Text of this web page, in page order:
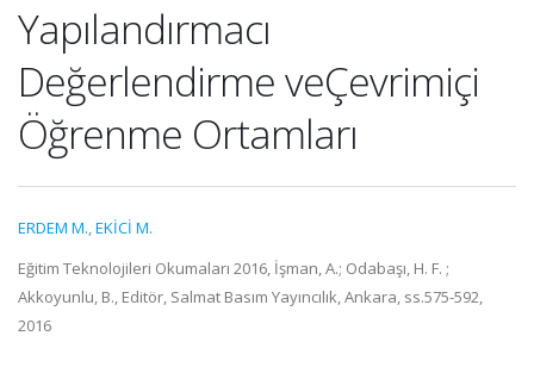
Yapılandırmacı
Değerlendirme veÇevrimiçi
Öğrenme Ortamları
ERDEM M.,EKİCİ M.
Eğitim Teknolojileri Okumaları 2016, İşman, A.; Odabaşı, H. F. ;
Akkoyunlu, B., Editör, Salmat Basım Yayıncılık, Ankara, ss.575-592,
2016